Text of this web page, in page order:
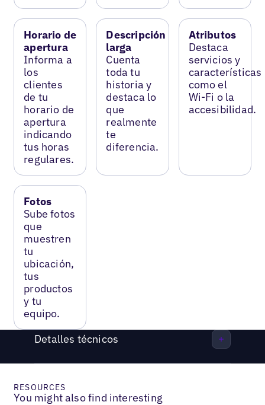
Horario de
apertura
Informa a
los
clientes
de tu
horario de
apertura
indicando
tus horas
regulares.
Descripción
larga
Cuenta
toda tu
historia y
destaca lo
que
realmente
te
diferencia.
Atributos
Destaca
servicios y
características
como el
Wi-Fi o la
accesibilidad.
Fotos
Sube fotos
que
muestren
tu
ubicación,
tus
productos
y tu
equipo.
Detalles técnicos
RESOURCES
You might also find interesting